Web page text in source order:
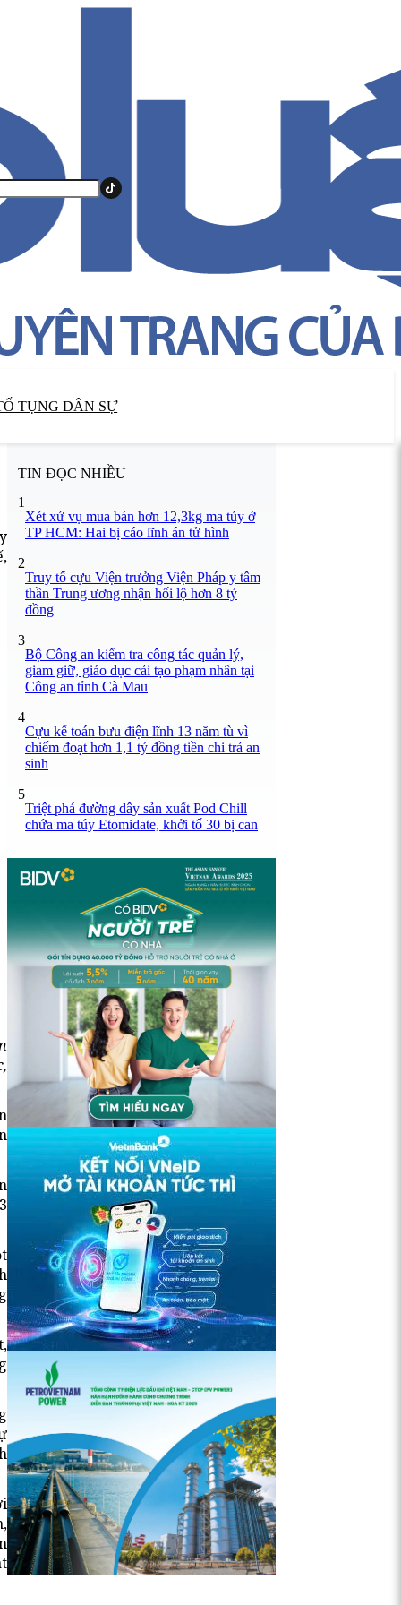
TỤNG DÂN SỰ
TIN ĐỌC NHIỀU
1
Xét xử vụ mua bán hơn 12,3kg ma túy ở
TP HCM: Hai bị cáo lĩnh án tử hình
2
Truy tố cựu Viện trưởng Viện Pháp y tâm
thần Trung ương nhận hối lộ hơn 8 tỷ
đồng
3
Bộ Công an kiểm tra công tác quản lý,
giam giữ, giáo dục cải tạo phạm nhân tại
Công an tỉnh Cà Mau
4
Cựu kế toán bưu điện lĩnh 13 năm tù vì
chiếm đoạt hơn 1,1 tỷ đồng tiền chi trả an
sinh
5
Triệt phá đường dây sản xuất Pod Chill
chứa ma túy Etomidate, khởi tố 30 bị can